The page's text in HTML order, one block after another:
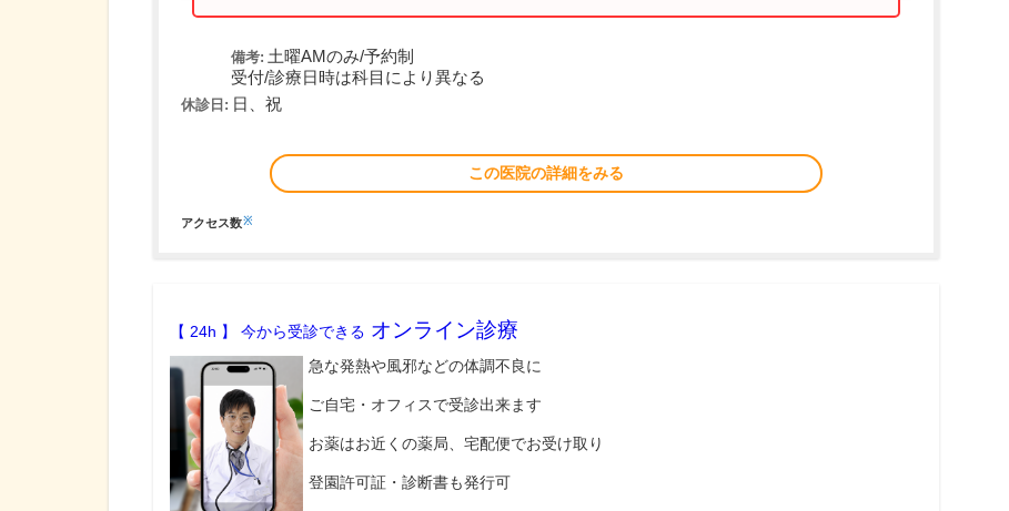
備考: 土曜AMのみ/予約制
受付/診療日時は科目により異なる
休診日: 日、祝
この医院の詳細をみる
アクセス数※
【 24h 】 今から受診できる オンライン診療
急な発熱や風邪などの体調不良に
ご自宅・オフィスで受診出来ます
お薬はお近くの薬局、宅配便でお受け取り
登園許可証・診断書も発行可